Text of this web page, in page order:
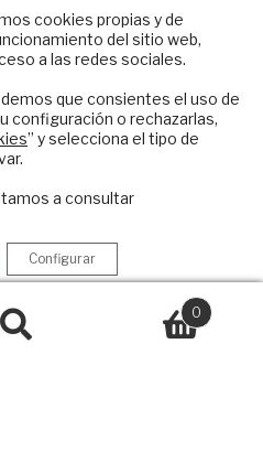
y precios
frecuentes
Exterior
Política Exterior
Ideas
Análisis de Política
reservadosAviso
0
cookies propias y de
del sitio web,
a las redes sociales.
que consientes el uso de
configuración o rechazarlas,
” y selecciona el tipo de
a consultar
Configurar
boletín electrónico y
mejor análisis